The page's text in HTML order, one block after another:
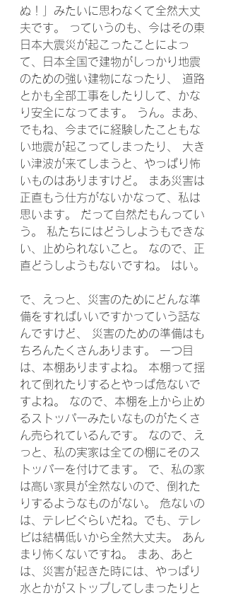
ぬ！」みたいに思わなくて全然大丈
夫です。 っていうのも、今はその東
日本大震災が起こったことによっ
て、日本全国で建物がしっかり地震
のための強い建物になったり、 道路
とかも全部工事をしたりして、かな
り安全になってます。 うん。まあ、
でもね、今までに経験したこともな
い地震が起こってしまったり、 大き
い津波が来てしまうと、やっぱり怖
いものはありますけど。 まあ災害は
正直もう仕方がないかなって、私は
思います。 だって自然だもんってい
う。 私たちにはどうしようもできな
い、止められないこと。 なので、正
直どうしようもないですね。 はい。
で、えっと、災害のためにどんな準
備をすればいいですかっていう話な
んですけど、 災害のための準備はも
ちろんたくさんあります。 一つ目
は、本棚ありますよね。 本棚って揺
れて倒れたりするとやっぱ危ないで
すよね。 なので、本棚を上から止め
るストッパーみたいなものがたくさ
ん売られているんです。 なので、え
っと、私の実家は全ての棚にそのス
トッパーを付けてます。 で、私の家
は高い家具が全然ないので、倒れた
りするようなものがない。 危ないの
は、テレビぐらいだね。でも、テレ
ビは結構低いから全然大丈夫。 あん
まり怖くないですね。 まあ、あと
は、災害が起きた時には、やっぱり
水とかがストップしてしまったりと